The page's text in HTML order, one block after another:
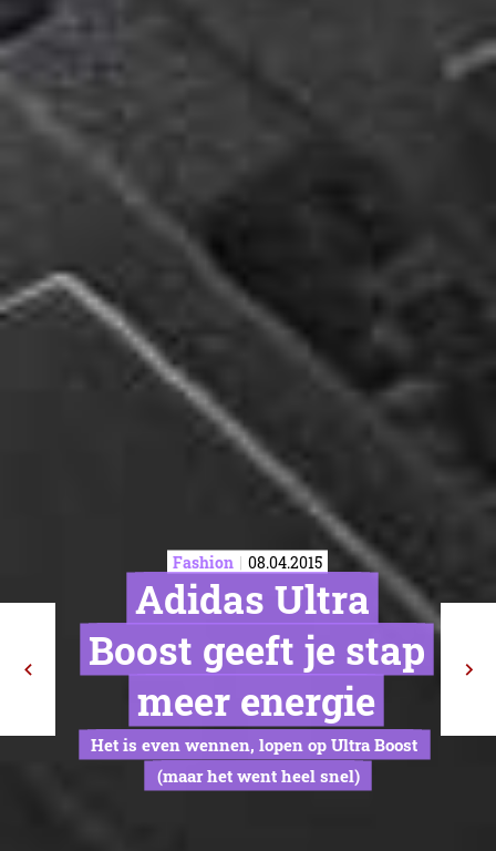
Fashion 08.04.2015